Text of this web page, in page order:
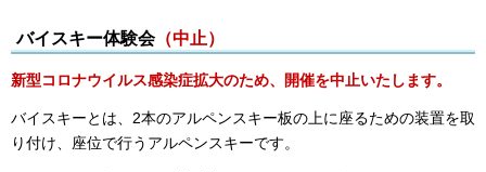
バイスキー体験会（中止）
新型コロナウイルス感染症拡大のため、開催を中止いたします。
バイスキーとは、2本のアルペンスキー板の上に座るための装置を取
り付け、座位で行うアルペンスキーです。